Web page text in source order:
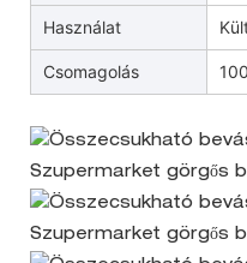
Használat
Csomagolás